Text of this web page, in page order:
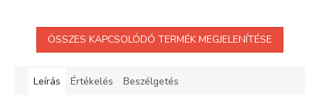
ÖSSZES KAPCSOLÓDÓ TERMÉK MEGJELENÍTÉSE
Leírás Értékelés Beszélgetés